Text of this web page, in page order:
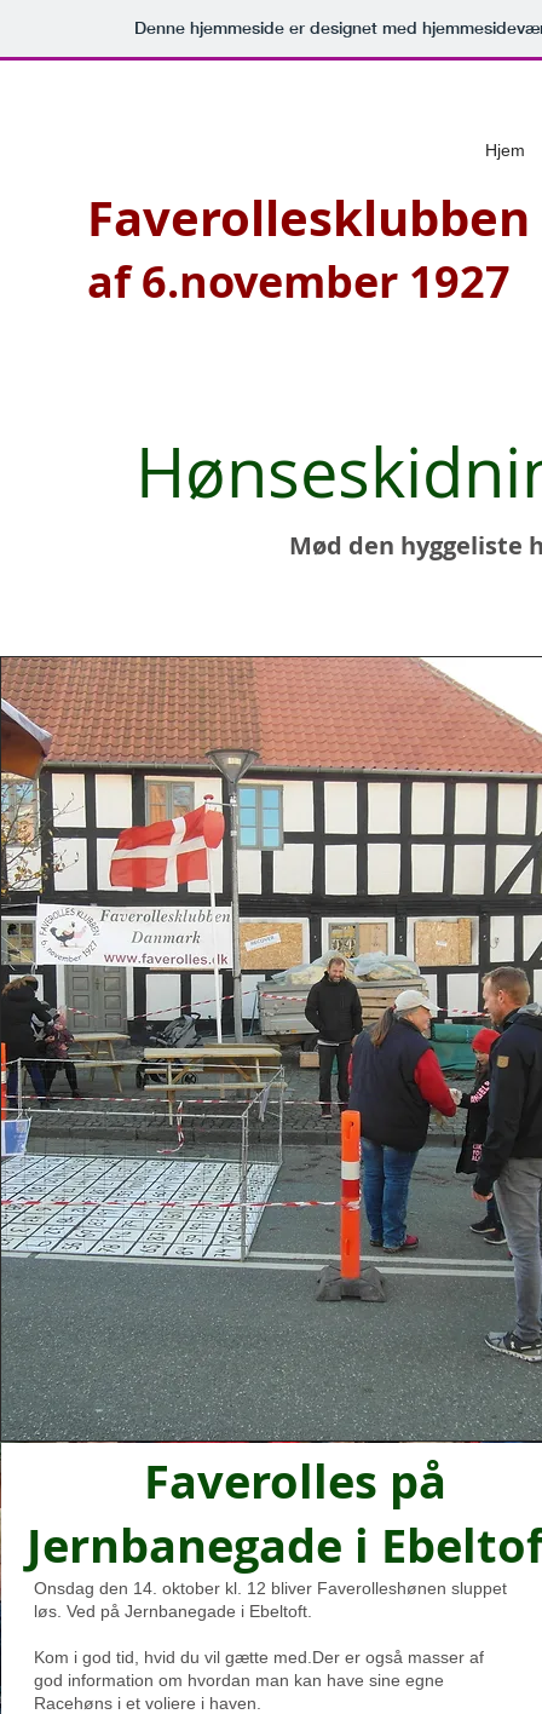
Denne hjemmeside er designet med
Hjem
Faverollesklubben
af 6.november 1927
Mød den hyggeliste
Faverolles på
Jernbanegade i
Onsdag den 14. oktober kl. 12 bliver Faverolleshønen sluppet
løs. Ved på Jernbanegade i Ebeltoft.
Kom i god tid, hvid du vil gætte med.Der er også masser af
god information om hvordan man kan have sine egne
Racehøns i et voliere i haven.